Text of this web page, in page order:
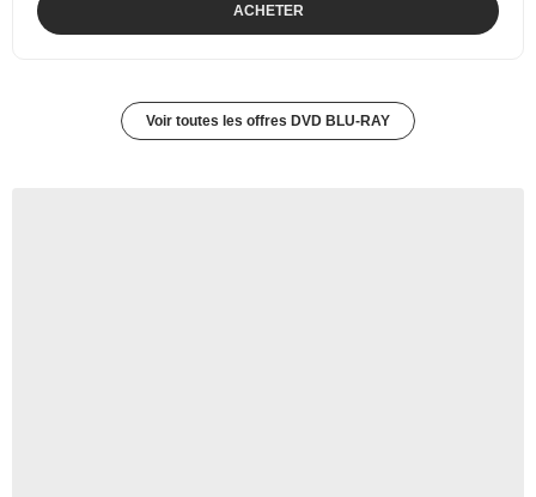
ACHETER
Voir toutes les offres DVD BLU-RAY